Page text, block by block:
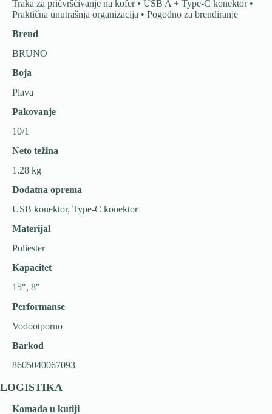
Traka za pričvršćivanje na kofer • USB A + Type-C konektor •
Praktična unutrašnja organizacija • Pogodno za brendiranje
Brend
BRUNO
Boja
Plava
Pakovanje
10/1
Neto težina
1.28 kg
Dodatna oprema
USB konektor, Type-C konektor
Materijal
Poliester
Kapacitet
15", 8"
Performanse
Vodootporno
Barkod
8605040067093
LOGISTIKA
Komada u kutiji